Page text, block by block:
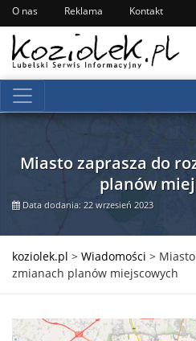
O nas Reklama Kontakt
Miasto zaprasza do
planów
Data dodania: 22 wrzesień 2023
koziolek.pl > Wiadomości >
zmianach planów miejscowych